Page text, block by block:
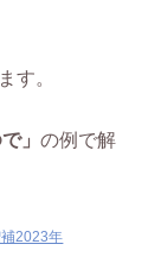
す。
で」の例で解
2023年